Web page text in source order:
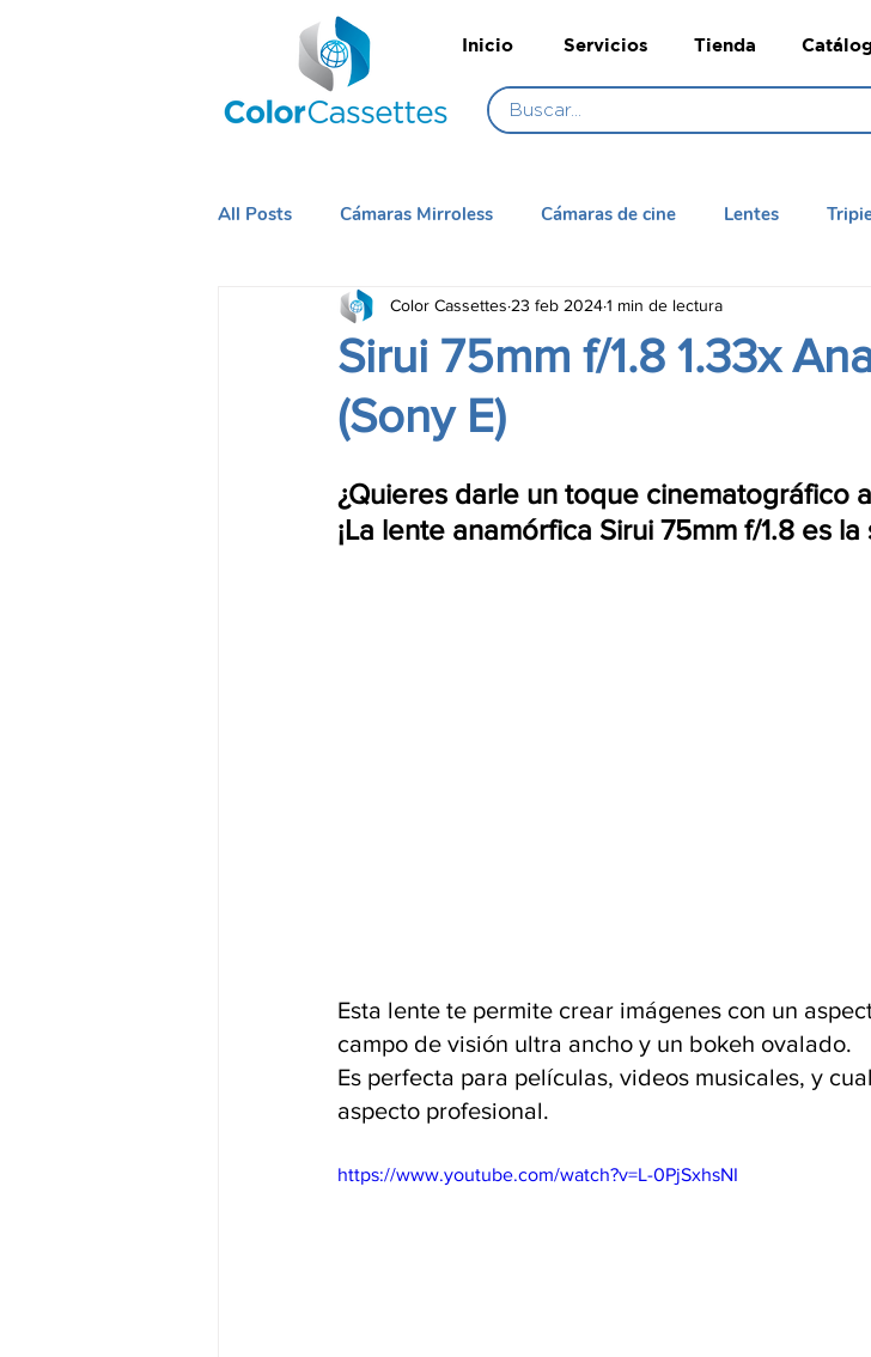
Inicio Servicios Tienda
All Posts Cámaras Mirroless Cámaras de cine Lentes
Iluminación Sistema de Cámara Convertidores
Sirui 75mm f/1.8 1.33x
(Sony E)
Color Cassettes 23 feb 20241 min de lectura
¿Quieres darle un toque cinematográfico
¡La lente anamórfica Sirui 75mm f/1.8 es
Esta lente te permite crear imágenes con un
campo de visión ultra ancho y un bokeh ovalado.
Es perfecta para películas, videos musicales, y
aspecto profesional.
https://www.youtube.com/watch?v=L-0PjSxhsNI